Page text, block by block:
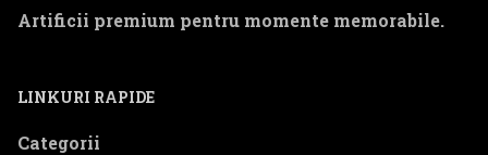
Artificii premium pentru momente memorabile.
LINKURI RAPIDE
Categorii